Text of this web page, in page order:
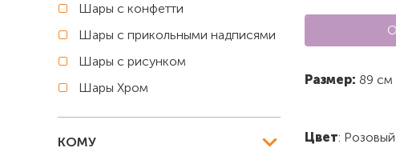
Шары с конфетти
Шары с прикольными надписями
Шары с рисунком
Шары Хром
КОМУ
Размер: 89 см
Цвет: Розовый